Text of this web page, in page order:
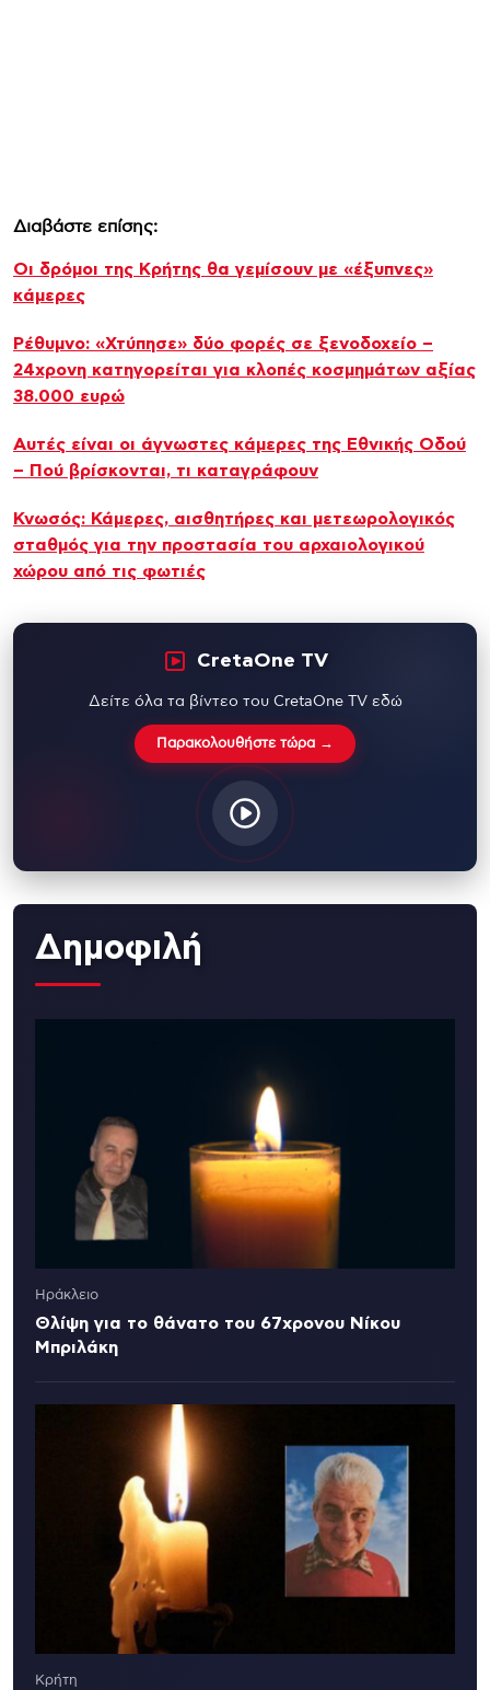
Διαβάστε επίσης:
Οι δρόμοι της Κρήτης θα γεμίσουν με «έξυπνες»
κάμερες
Ρέθυμνο: «Χτύπησε» δύο φορές σε ξενοδοχείο –
24χρονη κατηγορείται για κλοπές κοσμημάτων αξίας
38.000 ευρώ
Αυτές είναι οι άγνωστες κάμερες της Εθνικής Οδού
– Πού βρίσκονται, τι καταγράφουν
Κνωσός: Κάμερες, αισθητήρες και μετεωρολογικός
σταθμός για την προστασία του αρχαιολογικού
χώρου από τις φωτιές
CretaOne TV
Δείτε όλα τα βίντεο του CretaOne TV εδώ
Παρακολουθήστε τώρα →
Δημοφιλή
Ηράκλειο
Θλίψη για το θάνατο του 67χρονου Νίκου
Μπριλάκη
Κρήτη